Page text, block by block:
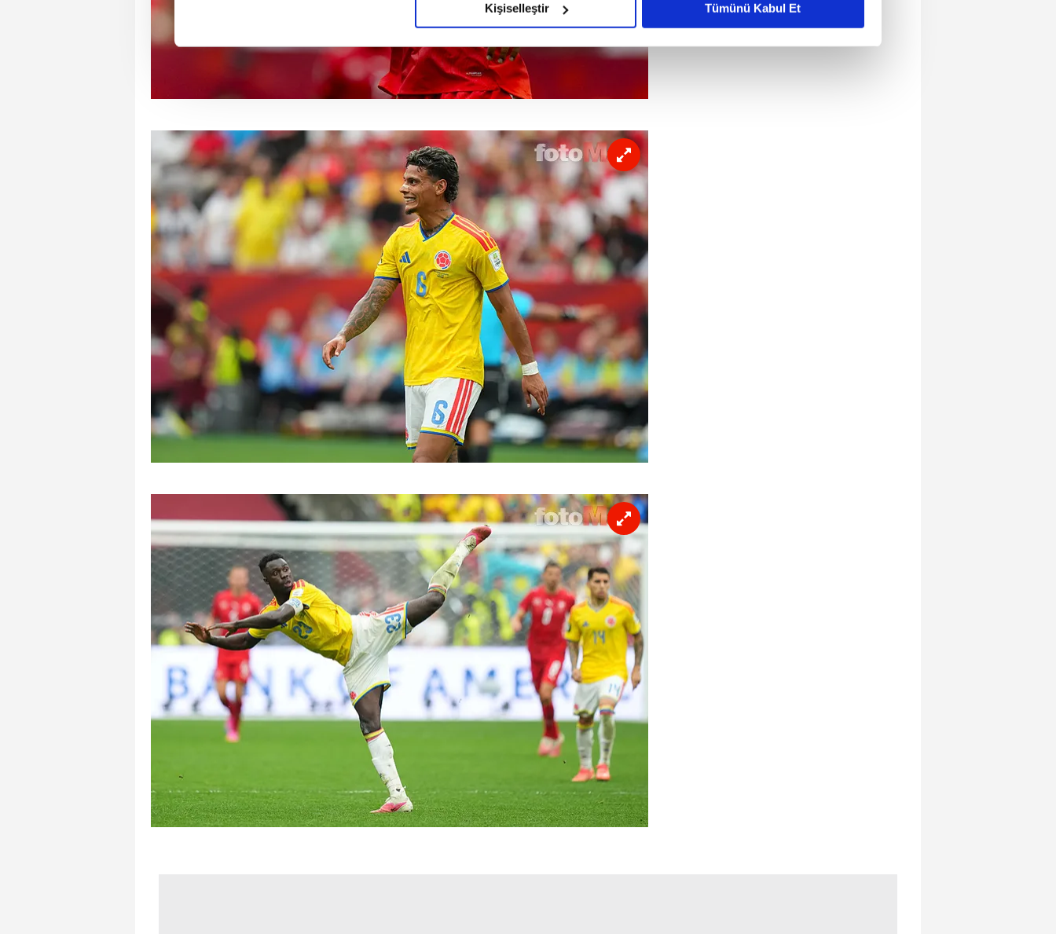
Sizlere daha iyi bir hizmet sunabilmek için İnternet Sitemizde kendimize ve üçüncü kişilere ait çerezler kullanılmaktadır. Bu
çerezler vasıtasıyla çeşitli kişisel verileriniz işlenmekte olup gerekli olan çerezler bilgi toplumu hizmetlerinin sunulması
reklam/pazarlama faaliyetlerinin yapılması, amaçlarıyla sınırlı olarak açık rızanız dahilinde kullanılacaktır.
Çerezlere ilişkin tercihlerinizi aşağıda yer alan panel vasıtasıyla belirleyebilirsiniz. Çerezlere ilişkin detaylı bilgi için Ayarlar
butonuna tıklayabilir,Çerez Bilgilendirme Metnimizi ziyaret edebilirsiniz.
6698 sayılı Kişisel Verilerin Korunması Kanunu uyarınca hazırlanmış Aydınlatma Metnimizi okumak ve sitemizde ilgili
mevzuata uygun olarak kullanılan çerezlerle ilgili bilgi almak için lütfen
tıklayınız
Kişiselleştir Tümünü Kabul Et